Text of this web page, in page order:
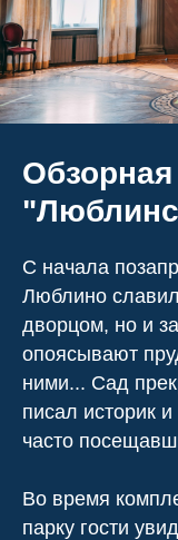
Обзорная
С начала
Люблино
дворцом, но и
опоясывают
ними... Сад
писал историк
часто
Во время
парку гости